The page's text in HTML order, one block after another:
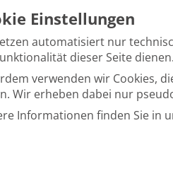
Datenschutz Stadt &
Einstellungen
automatisiert nur
dieser Seite dienen.
verwenden wir Cookies,
Wir erheben dabei nur
Informationen finden Sie in